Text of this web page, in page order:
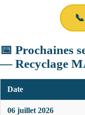
📅 Prochaines
— Recyclage
Date
06 juillet 2026